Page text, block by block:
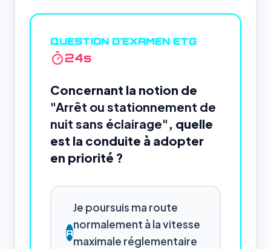
QUESTION D'EXAMEN ETG
24s
Concernant la notion de
"Arrêt ou stationnement de
nuit sans éclairage" , quelle
est la conduite à adopter
en priorité ?
A
Je poursuis ma route
normalement à la vitesse
maximale réglementaire